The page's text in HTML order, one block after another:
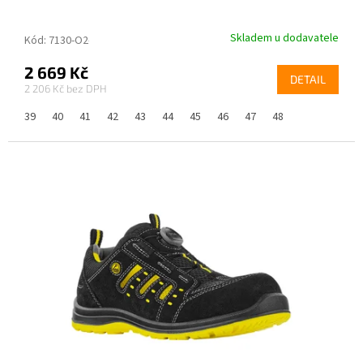
Kód: 7130-O2-39 Skladem u dodavatele
2 669 Kč
2 206 Kč
DETAIL
39 40 41 42 43 44 45 46 47 48